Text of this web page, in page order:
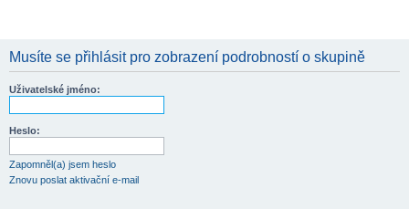
Musíte se přihlásit pro zobrazení podrobností o skupině
Uživatelské jméno:
Heslo:
Zapomněl(a) jsem heslo
Znovu poslat aktivační e-mail